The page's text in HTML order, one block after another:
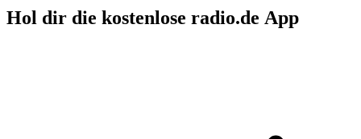
Hol dir die kostenlose radio.de App